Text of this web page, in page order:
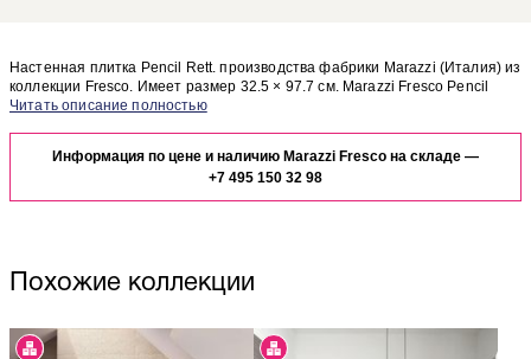
Настенная плитка Pencil Rett. производства фабрики Marazzi (Италия) из
коллекции Fresco. Имеет размер 32.5 × 97.7 см. Marazzi Fresco Pencil
Rett. отлично сочетается с другими элементами коллекции Fresco.
отделке Вашего помещения, закажите бесплатный дизайн-проект с
использованием элементов коллекции Marazzi Fresco.
Информация по цене и наличию Marazzi Fresco на складе —
+7 495 150 32 98
Похожие коллекции